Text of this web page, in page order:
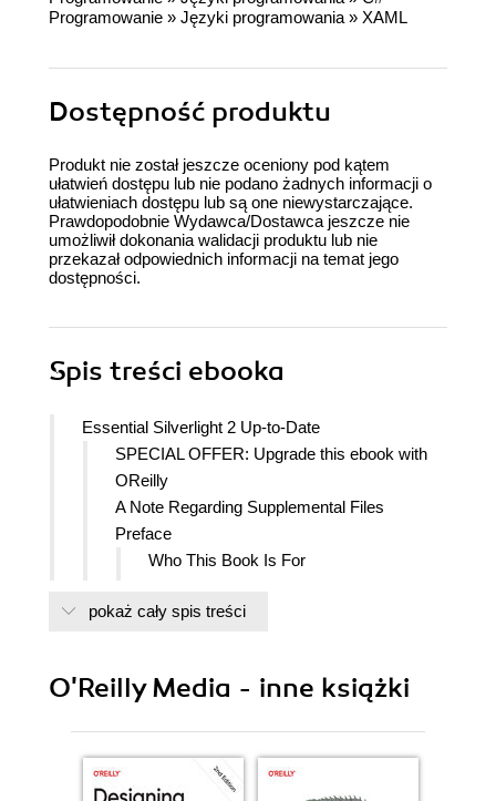
Programowanie » Języki programowania » XAML
Dostępność produktu
Produkt nie został jeszcze oceniony pod kątem
ułatwień dostępu lub nie podano żadnych informacji o
ułatwieniach dostępu lub są one niewystarczające.
Prawdopodobnie Wydawca/Dostawca jeszcze nie
umożliwił dokonania walidacji produktu lub nie
przekazał odpowiednich informacji na temat jego
dostępności.
Spis treści ebooka
Essential Silverlight 2 Up-to-Date
SPECIAL OFFER: Upgrade this ebook with
OReilly
A Note Regarding Supplemental Files
Preface
Who This Book Is For
What You Need to Use This Book
How to Contact Us
1. Introducing Silverlight 2
pokaż cały spis treści
O'Reilly Media - inne książki